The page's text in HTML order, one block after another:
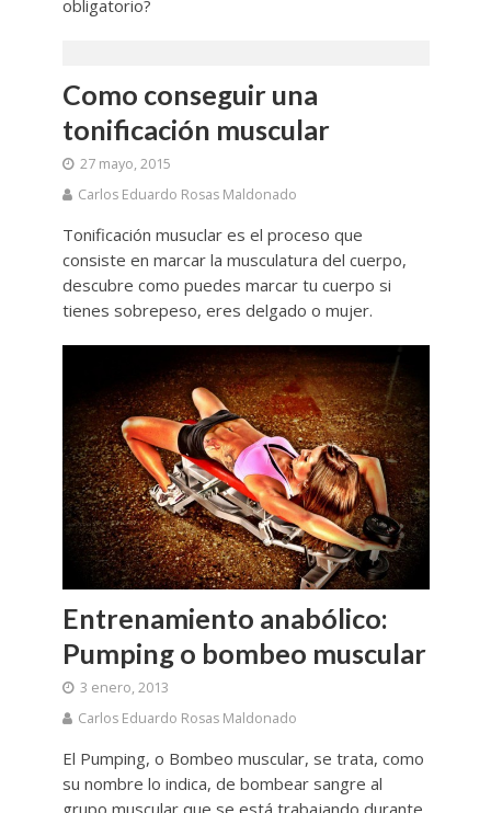
obligatorio?
Como conseguir una
tonificación muscular
27 mayo, 2015
Carlos Eduardo Rosas Maldonado
Tonificación musuclar es el proceso que
consiste en marcar la musculatura del cuerpo,
descubre como puedes marcar tu cuerpo si
tienes sobrepeso, eres delgado o mujer.
Entrenamiento anabólico:
Pumping o bombeo muscular
3 enero, 2013
Carlos Eduardo Rosas Maldonado
El Pumping, o Bombeo muscular, se trata, como
su nombre lo indica, de bombear sangre al
grupo muscular que se está trabajando durante